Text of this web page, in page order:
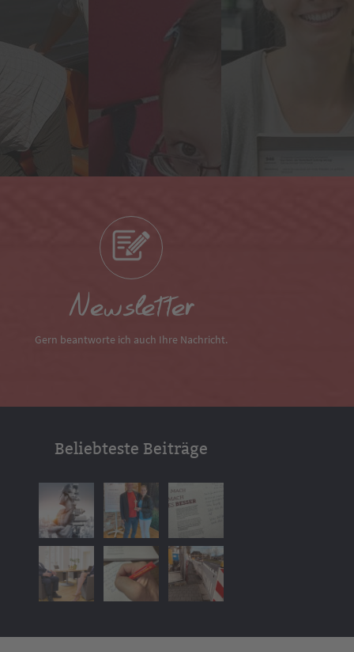
Newsletter
Gern beantworte ich auch Ihre Nachricht.
Beliebteste Beiträge